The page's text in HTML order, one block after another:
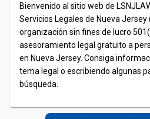
Bienvenido al sitio web de
Servicios Legales de Nueva Jersey
organización sin fines de lucro
asesoramiento legal gratuito a
en Nueva Jersey. Consiga
tema legal o escribiendo algunas
búsqueda.